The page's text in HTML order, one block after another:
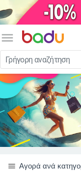
menu
menu Αγορά ανά